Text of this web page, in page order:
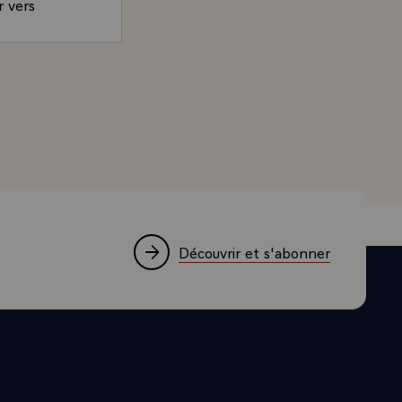
l'idée que
le
on
faisaient
de la République, sur le devoir de solidarité
Découvrir et s'abonner